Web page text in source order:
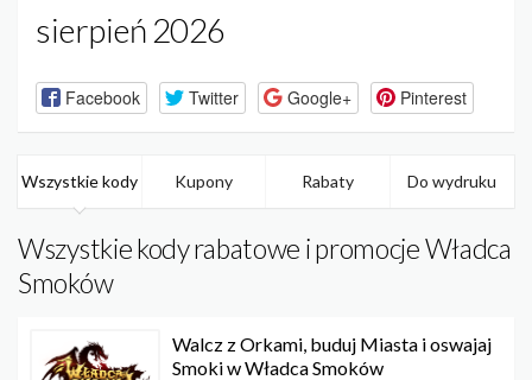
sierpień 2026
Facebook Twitter Google+ Pinterest
Wszystkie kody Kupony Rabaty Do wydruku
Wszystkie kody rabatowe i promocje Władca
Smoków
Walcz z Orkami, buduj Miasta i oswajaj
Smoki w Władca Smoków